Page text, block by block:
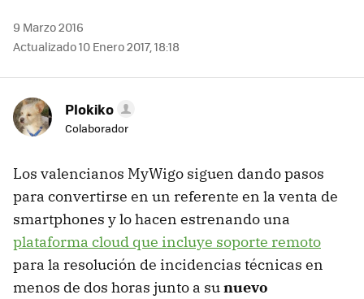
9 Marzo 2016
Actualizado 10 Enero 2017, 18:18
Plokiko
Colaborador
Los valencianos MyWigo siguen dando pasos
para convertirse en un referente en la venta de
smartphones y lo hacen estrenando una
plataforma cloud que incluye soporte remoto
para la resolución de incidencias técnicas en
menos de dos horas junto a sunuevo